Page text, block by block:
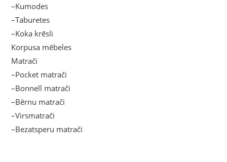
–Kumodes
–Taburetes
–Koka krēsli
Korpusa mēbeles
Matrači
–Pocket matrači
–Bonnell matrači
–Bērnu matrači
–Virsmatrači
–Bezatsperu matrači